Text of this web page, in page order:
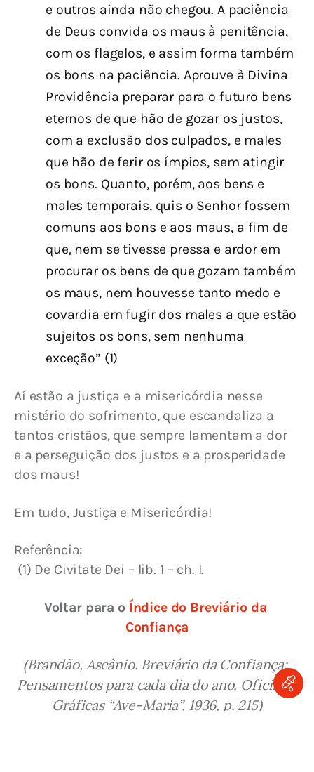
e outros ainda não chegou. A paciência
de Deus convida os maus à penitência,
com os flagelos, e assim forma também
os bons na paciência. Aprouve à Divina
Providência preparar para o futuro bens
eternos de que hão de gozar os justos,
com a exclusão dos culpados, e males
que hão de ferir os ímpios, sem atingir
os bons. Quanto, porém, aos bens e
males temporais, quis o Senhor fossem
comuns aos bons e aos maus, a fim de
que, nem se tivesse pressa e ardor em
procurar os bens de que gozam também
os maus, nem houvesse tanto medo e
covardia em fugir dos males a que estão
sujeitos os bons, sem nenhuma
exceção” (1)
Aí estão a justiça e a misericórdia nesse
mistério do sofrimento, que escandaliza a
tantos cristãos, que sempre lamentam a dor
e a perseguição dos justos e a prosperidade
dos maus!
Em tudo, Justiça e Misericórdia!
Referência:
(1) De Civitate Dei – lib. 1 – ch. I.
Voltar para o Índice do Breviário da
Confiança
(Brandão, Ascânio. Breviário da Confiança:
Pensamentos para cada dia do ano. Oficinas
Gráficas “Ave-Maria”, 1936, p. 215)